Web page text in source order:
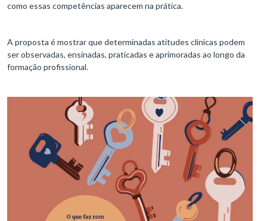
como essas competências aparecem na prática.
A proposta é mostrar que determinadas atitudes clínicas podem
ser observadas, ensinadas, praticadas e aprimoradas ao longo da
formação profissional.